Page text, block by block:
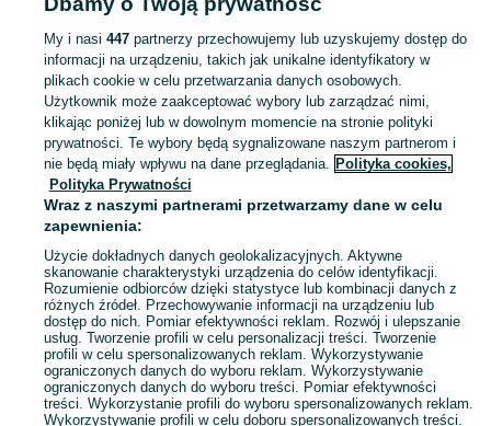
KATEGORIA
Zobacz
Mapa kategorii
Mapa miejscowości
Mapa ministron
Popularne wyszukiwania
My i nasi 447partnerzy przechowujemy lub uzyskujemy dostęp do
informacji na urządzeniu, takich jak unikalne identyfikatory w
plikach cookie w celu przetwarzania danych osobowych.
Użytkownik może zaakceptować wybory lub zarządzać nimi,
klikając poniżej lub w dowolnym momencie na stronie polityki
prywatności. Te wybory będą sygnalizowane naszym partnerom i
nie będą miały wpływu na dane przeglądania. Polityka cookies,
Polityka Prywatności
Wraz z naszymi partnerami przetwarzamy dane w celu
zapewnienia:
Użycie dokładnych danych geolokalizacyjnych. Aktywne
skanowanie charakterystyki urządzenia do celów identyfikacji.
Rozumienie odbiorców dzięki statystyce lub kombinacji danych z
różnych źródeł. Przechowywanie informacji na urządzeniu lub
dostęp do nich. Pomiar efektywności reklam. Rozwój i ulepszanie
usług. Tworzenie profili w celu personalizacji treści. Tworzenie
profili w celu spersonalizowanych reklam. Wykorzystywanie
ograniczonych danych do wyboru reklam. Wykorzystywanie
ograniczonych danych do wyboru treści. Pomiar efektywności
treści. Wykorzystanie profili do wyboru spersonalizowanych reklam.
Wykorzystywanie profili w celu doboru spersonalizowanych treści.